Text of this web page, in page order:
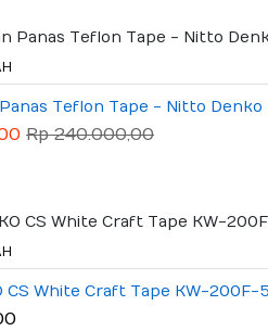
Teflon Tape - Nitto Denko
Rp 240.000,00
CS White Craft Tape KW-200F-